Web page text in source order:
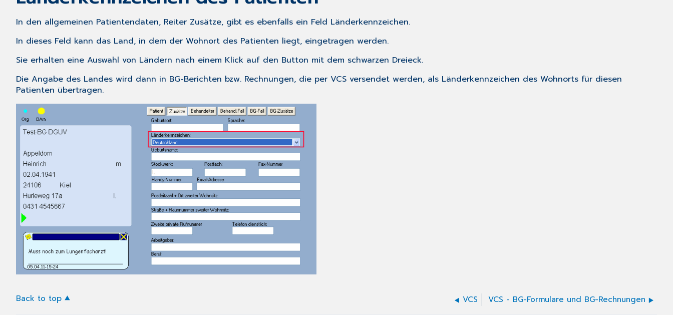
In den allgemeinen Patientendaten, Reiter Zusätze, gibt es ebenfalls ein Feld Länderkennzeichen.
In dieses Feld kann das Land, in dem der Wohnort des Patienten liegt, eingetragen werden.
Sie erhalten eine Auswahl von Ländern nach einem Klick auf den Button mit dem schwarzen Dreieck.
Die Angabe des Landes wird dann in BG-Berichten bzw. Rechnungen, die per VCS versendet werden, als Länderkennzeichen des Wohnorts für diesen
Patienten übertragen.
Back to top VCS VCS - BG-Formulare und BG-Rechnungen